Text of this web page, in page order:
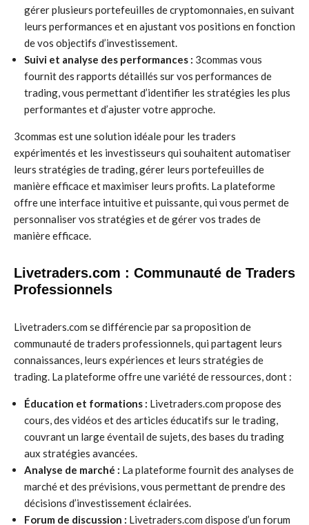
gérer plusieurs portefeuilles de cryptomonnaies, en suivant
leurs performances et en ajustant vos positions en fonction
de vos objectifs d’investissement.
Suivi et analyse des performances : 3commas vous
fournit des rapports détaillés sur vos performances de
trading, vous permettant d’identifier les stratégies les plus
performantes et d’ajuster votre approche.
3commas est une solution idéale pour les traders
expérimentés et les investisseurs qui souhaitent automatiser
leurs stratégies de trading, gérer leurs portefeuilles de
manière efficace et maximiser leurs profits. La plateforme
offre une interface intuitive et puissante, qui vous permet de
personnaliser vos stratégies et de gérer vos trades de
manière efficace.
Livetraders.com : Communauté de Traders
Professionnels
Livetraders.com se différencie par sa proposition de
communauté de traders professionnels, qui partagent leurs
connaissances, leurs expériences et leurs stratégies de
trading. La plateforme offre une variété de ressources, dont :
Éducation et formations : Livetraders.com propose des
cours, des vidéos et des articles éducatifs sur le trading,
couvrant un large éventail de sujets, des bases du trading
aux stratégies avancées.
Analyse de marché : La plateforme fournit des analyses de
marché et des prévisions, vous permettant de prendre des
décisions d’investissement éclairées.
Forum de discussion : Livetraders.com dispose d’un forum